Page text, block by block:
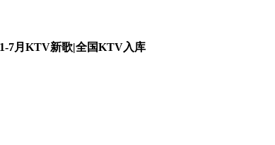
7月KTV新歌|全国KTV入库